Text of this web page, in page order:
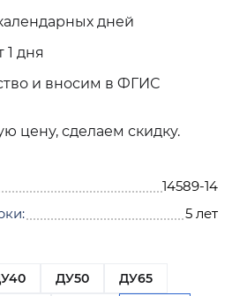
дней
1 дня
и вносим в ФГИС
цену, сделаем скидку.
14589-14
5 лет
ДУ50
ДУ65